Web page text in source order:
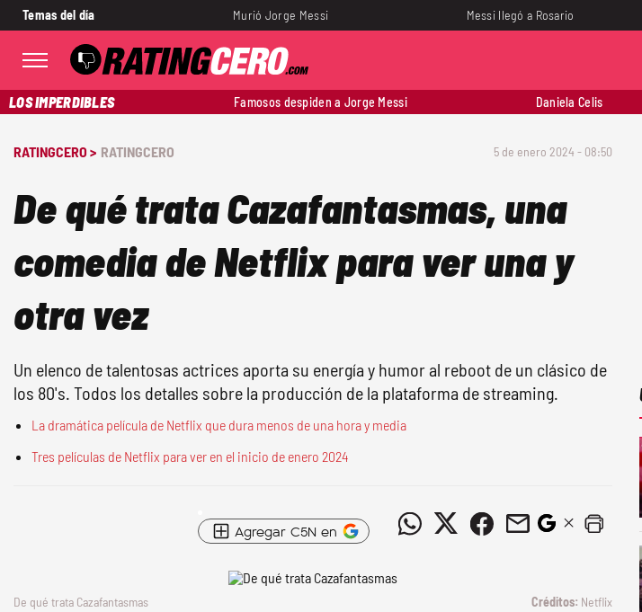
Temas del día Murió Jorge Messi Messi llegó a Rosario
LOS IMPERDIBLES Famosos despiden a Jorge Messi Daniela Celis
RATINGCERO > RATINGCERO 5 de enero 2024 - 08:50
De qué trata Cazafantasmas, una
comedia de Netflix para ver una y
otra vez
Un elenco de talentosas actrices aporta su energía y humor al reboot de un clásico de
los 80's. Todos los detalles sobre la producción de la plataforma de streaming.
La dramática película de Netflix que dura menos de una hora y media
Tres películas de Netflix para ver en el inicio de enero 2024
Agregar C5N en
De qué trata Cazafantasmas Netflix